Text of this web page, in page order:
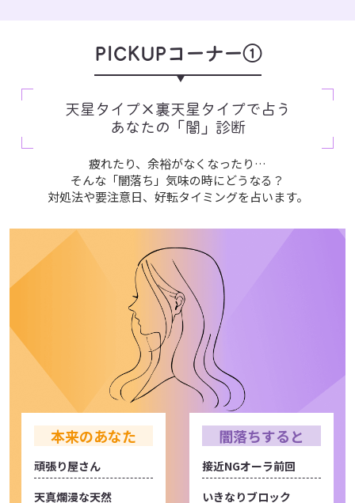
PICKUPコーナー①
天星タイプ×裏天星タイプで占う
あなたの「闇」診断
疲れたり、余裕がなくなったり…
そんな「闇落ち」気味の時にどうなる？
対処法や要注意日、好転タイミングを占います。
本来のあなた
頑張り屋さん
天真爛漫な天然
闇落ちすると
接近NGオーラ前回
いきなりブロック